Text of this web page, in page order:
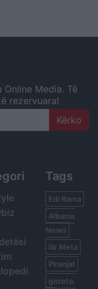
Online Media. Të
rezervuara!
Tags
Edi Rama
Albania
News
Ilir Meta
Piranjat
gazeta,